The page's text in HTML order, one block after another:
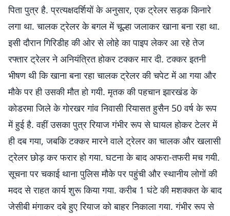
पिता पुत्र है. प्रत्यक्षदर्शियों के अनुसार, एक ट्रेलर सड़क किनारे
लगा था. चालक ट्रेलर के बगल में चूल्हा जलाकर खाना बना रहा था.
इसी दौरान गिरिडीह की ओर से लोहे का पाइप लेकर आ रहे तेज
रफ्तार ट्रेलर ने अनियंत्रित होकर टक्कर मार दी. टक्कर इतनी
भीषण थी कि खाना बना रहा चालक ट्रेलर की चपेट में आ गया और
मौके पर ही उसकी मौत हो गयी. मृतक की पहचान झारखंड के
कोडरमा जिले के गोरखर गांव निवासी रियासत हुसैन 50 वर्ष के रूप
में हुई है. वहीं उसका पुत्र रियाज गंभीर रूप से घायल होकर टेलर में
ही दब गया, जबकि टक्कर मारने वाले ट्रेलर का चालक और खलासी
ट्रेलर छोड़ कर फरार हो गया. घटना के बाद अफरा-तफरी मच गयी.
सूचना पर चकाई थाना पुलिस मौके पर पहुंची और स्थानीय लोगों की
मदद से राहत कार्य शुरू किया गया. करीब 1 घंटे की मशक्कत के बाद
जेसीबी मंगाकर दबे हुए रियाज को बाहर निकाला गया. गंभीर रूप से